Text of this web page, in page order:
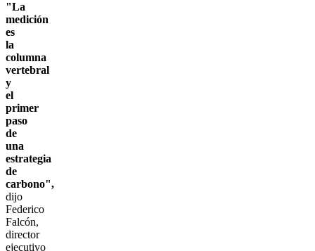
"La
medición
es
la
columna
vertebral
y
el
primer
paso
de
una
estrategia
de
carbono",
dijo
Federico
Falcón,
director
ejecutivo